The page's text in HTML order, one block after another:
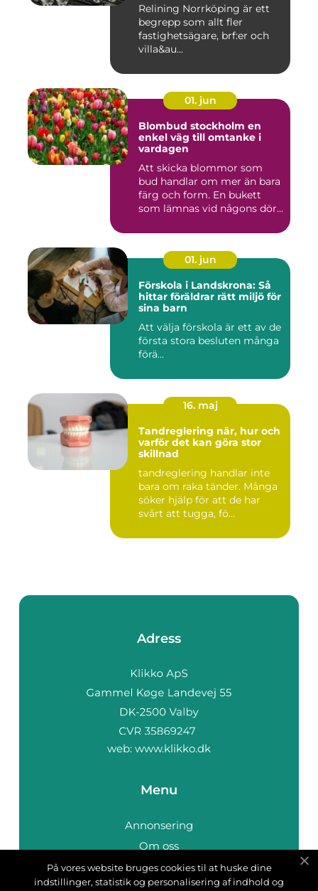
Relining Norrköping är ett
begrepp som allt fler
fastighetsägare, brf:er och
villa&au...
01. jun
Blombud stockholm en
enkel väg till omtanke i
vardagen
Att skicka blommor som
bud handlar om mer än bara
färg och form. En bukett
som lämnas vid någons dör...
01. jun
Förskola i Landskrona: Så
hittar föräldrar rätt miljö för
sina barn
Att välja förskola är ett av de
första stora besluten många
förä...
16. maj
Tandreglering när, hur och
varför det kan göra stor
skillnad
tandreglering handlar inte
bara om raka tänder. Många
söker hjälp för att de har
svårt att tugga, fö...
Adress
web: www.klikko.dk
Menu
Annonsering
Om oss
Cookies
Kontakta oss
På vores website bruges cookies til at huske dine
indstillinger, statistik og personalisering af indhold og